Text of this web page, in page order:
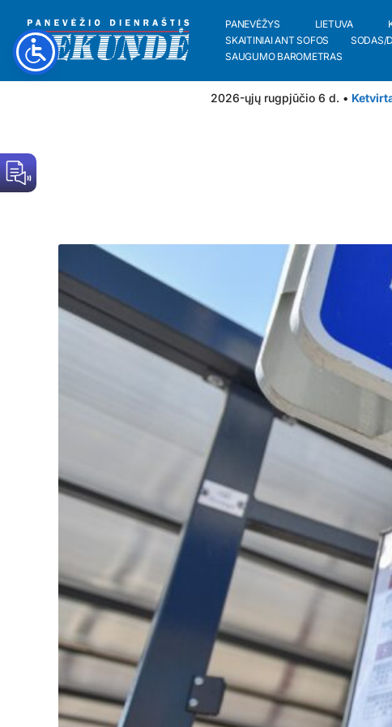
PANEVĖŽYS LIETUVA
SKAITINIAI ANT SOFOS
SODAS/
SAUGUMO BAROMETRAS
2026-ųjų rugpjūčio 6 d. •